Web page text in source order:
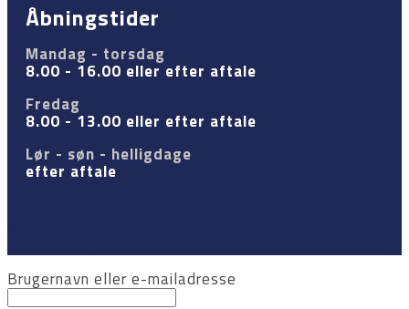
Åbningstider
Mandag - torsdag
8.00 - 16.00 eller efter aftale
Fredag
8.00 - 13.00 eller efter aftale
Lør - søn - helligdage
efter aftale
Brugernavn eller e-mailadresse